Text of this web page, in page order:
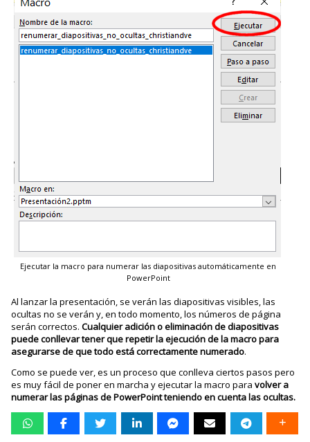
Ejecutar la macro para numerar las diapositivas automáticamente en
PowerPoint
Al lanzar la presentación, se verán las diapositivas visibles, las
ocultas no se verán y, en todo momento, los números de página
serán correctos.Cualquier adición o eliminación de diapositivas
puede conllevar tener que repetir la ejecución de la macro para
asegurarse de que todo está correctamente numerado.
Como se puede ver, es un proceso que conlleva ciertos pasos pero
es muy fácil de poner en marcha y ejecutar la macro paravolver a
numerar las páginas de PowerPoint teniendo en cuenta las ocultas.